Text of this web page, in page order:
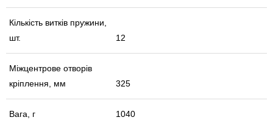
Кількість витків пружини,
шт.
12
Міжцентрове отворів
кріплення, мм
325
Вага, г 1040